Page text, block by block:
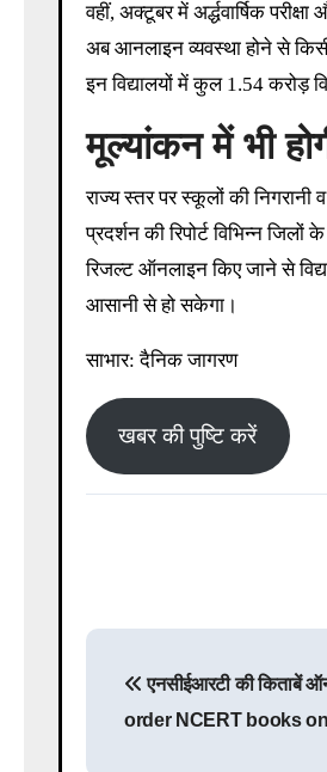
वहीं, अक्टूबर में अर्द्धवार्षिक
अब आनलाइन व्यवस्था होने से
इन विद्यालयों में कुल 1.54 करोड़
मूल्‍यांकन में भी
राज्य स्तर पर स्कूलों की निगरानी
प्रदर्शन की रिपोर्ट विभिन्न
रिजल्ट ऑनलाइन किए जाने से
आसानी से हो सकेगा।
साभार: दैनिक जागरण
खबर की पुष्टि करें
P
एनसीईआरटी की किताबें
order NCERT books